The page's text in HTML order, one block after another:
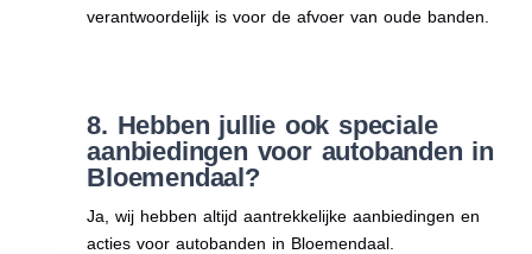
verantwoordelijk is voor de afvoer van oude banden.
8. Hebben jullie ook speciale
aanbiedingen voor autobanden in
Bloemendaal?
Ja, wij hebben altijd aantrekkelijke aanbiedingen en
acties voor autobanden in Bloemendaal.